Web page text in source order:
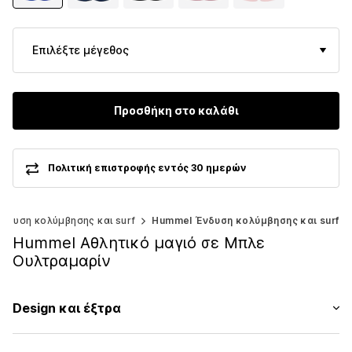
Επιλέξτε μέγεθος
Προσθήκη στο καλάθι
Πολιτική επιστροφής εντός 30 ημερών
κολύμβησης και surf Hummel Ένδυση κολύμβησης και surf
Hummel Αθλητικό μαγιό σε Μπλε
Ουλτραμαρίν
Design και έξτρα